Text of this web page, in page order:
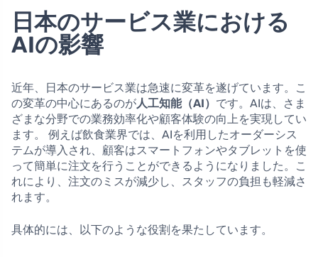
日本のサービス業における
AIの影響
近年、日本のサービス業は急速に変革を遂げています。こ
の変革の中心にあるのが人工知能（AI） です。AIは、さま
ざまな分野での業務効率化や顧客体験の向上を実現してい
ます。 例えば飲食業界では、AIを利用したオーダーシス
テムが導入され、顧客はスマートフォンやタブレットを使
って簡単に注文を行うことができるようになりました。こ
れにより、注文のミスが減少し、スタッフの負担も軽減さ
れます。
具体的には、以下のような役割を果たしています。